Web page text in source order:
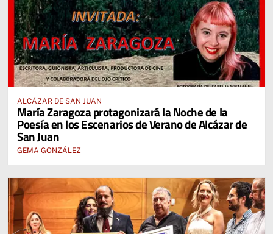
ALCÁZAR DE SAN JUAN
María Zaragoza protagonizará la Noche de la
Poesía en los Escenarios de Verano de Alcázar de
San Juan
GEMA GONZÁLEZ